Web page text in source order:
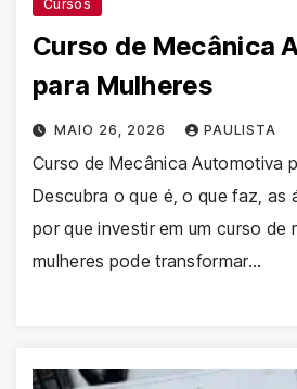
Cursos
Curso de Mecânica
para Mulheres
MAIO 26, 2026 PAULISTA
Curso de Mecânica Automotiva
Descubra o que é, o que faz, as
por que investir em um curso de
mulheres pode transformar…